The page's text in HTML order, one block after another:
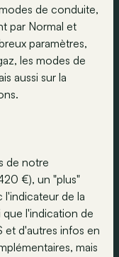
de conduite,
par Normal et
paramètres,
les modes de
aussi sur la
de notre
€), un "plus"
l'indicateur de la
que l'indication de
et d'autres infos en
mais